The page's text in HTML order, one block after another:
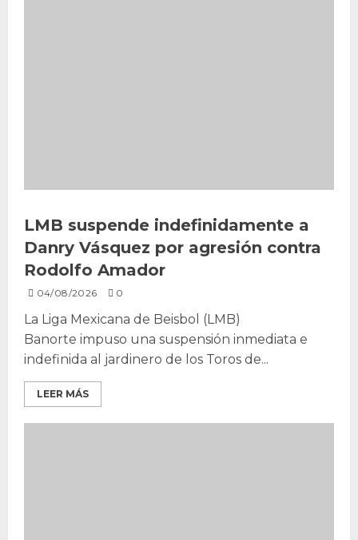
LMB suspende indefinidamente a
Danry Vásquez por agresión contra
Rodolfo Amador
04/08/2026 0
La Liga Mexicana de Beisbol (LMB)
Banorte impuso una suspensión inmediata e
indefinida al jardinero de los Toros de...
LEER MÁS